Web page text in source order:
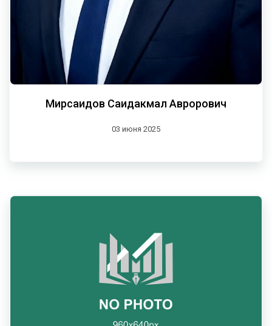
Мирсаидов Саидакмал Аврорович
03 июня 2025